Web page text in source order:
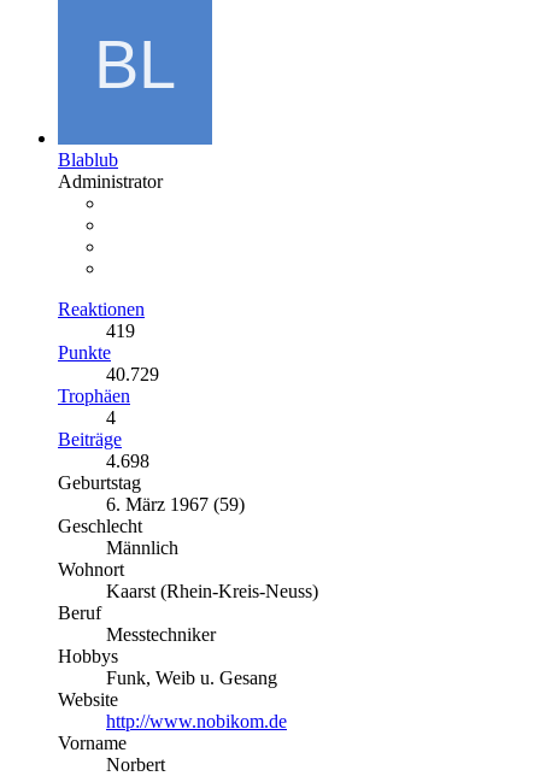
Blablub
Administrator
Reaktionen
419
Punkte
40.729
Trophäen
4
Beiträge
4.698
Geburtstag
6. März 1967 (59)
Geschlecht
Männlich
Wohnort
Kaarst (Rhein-Kreis-Neuss)
Beruf
Messtechniker
Hobbys
Funk, Weib u. Gesang
Website
http://www.nobikom.de
Vorname
Norbert